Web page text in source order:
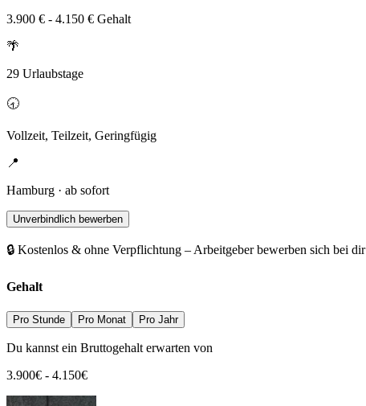
3.900 € - 4.150 € Gehalt
🌴
29 Urlaubstage
🕣
Vollzeit, Teilzeit, Geringfügig
📍
Hamburg · ab sofort
Unverbindlich bewerben
🔒 Kostenlos & ohne Verpflichtung – Arbeitgeber bewerben sich bei dir
Gehalt
Pro Stunde Pro Monat Pro Jahr
Du kannst ein Bruttogehalt erwarten von
3.900€ - 4.150€